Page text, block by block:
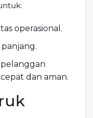
operasional.
dan aman.